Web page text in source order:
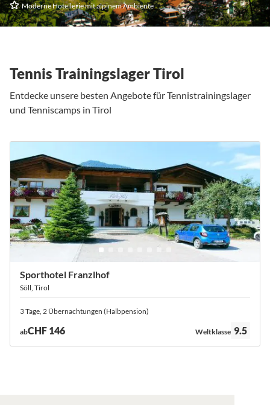
Moderne Hotellerie mit alpinem Ambiente
Tennis Trainingslager Tirol
Entdecke unsere besten Angebote für Tennistrainingslager
und Tenniscamps in Tirol
Sporthotel Franzlhof
Söll, Tirol
3 Tage, 2 Übernachtungen (Halbpension)
abCHF 146 Bewertung:
Weltklasse 9.5